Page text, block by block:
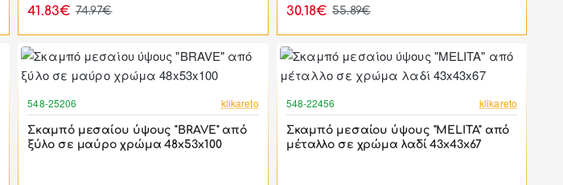
41.83€ 74.97€ 30.18€ 55.89€
548-25206 klikareto
Σκαμπό μεσαίου ύψους "BRAVE" από
ξύλο σε μαύρο χρώμα 48x53x100
548-22456 klikareto
Σκαμπό μεσαίου ύψους "MELITA" από
μέταλλο σε χρώμα λαδί 43x43x67